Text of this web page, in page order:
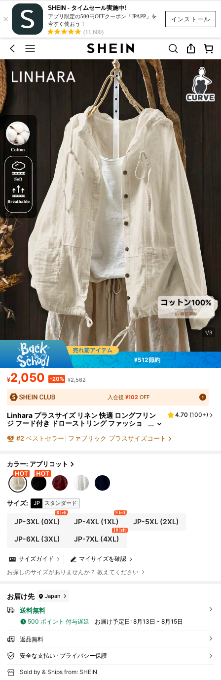
インストール
×
SHEIN - タイムセール実施中!
アプリ限定の500円OFFクーポン「JPAPP」を
今すぐ使おう！
(11,600)
1/3
¥512節約
¥2,050 -20% ¥2,562
入会後¥102 OFF
Linhara プラスサイズ リネン 快適 ロングフリン
ジ フード付き ドローストリング ファッショ
ン カジュアル バケーション 長袖 ポケットジ
ャケット
4.70 (100+)
#2 ベストセラー ファブリック プラスサイズコート
カラー: アプリコット
サイズ: JP スタンダード
JP-3XL(0XL)
8 left
JP-4XL (1XL)
9 left
JP-5XL(2XL)
JP-6XL(3XL) JP-7XL (4XL)
10 left
マイサイズを確認
サイズガイド
お探しのサイズがありませんか？ 教えてください
お届け先 Japan
送料無料
500 ポイント 付与遅延 お届け予定日: 8月13日 - 8月15日
返品無料
安全な支払い · プライバシー保護
Sold by & Ships from: SHEIN